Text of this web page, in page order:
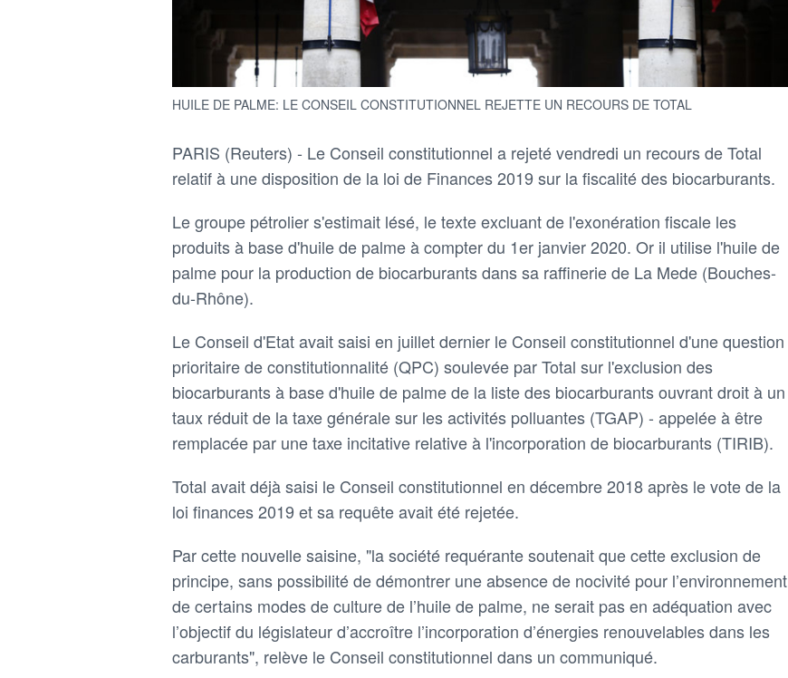
HUILE DE PALME: LE CONSEIL CONSTITUTIONNEL REJETTE UN RECOURS DE TOTAL
PARIS (Reuters) - Le Conseil constitutionnel a rejeté vendredi un recours de Total
relatif à une disposition de la loi de Finances 2019 sur la fiscalité des biocarburants.
Le groupe pétrolier s'estimait lésé, le texte excluant de l'exonération fiscale les
produits à base d'huile de palme à compter du 1er janvier 2020. Or il utilise l'huile de
palme pour la production de biocarburants dans sa raffinerie de La Mede (Bouches-
du-Rhône).
Le Conseil d'Etat avait saisi en juillet dernier le Conseil constitutionnel d'une question
prioritaire de constitutionnalité (QPC) soulevée par Total sur l'exclusion des
biocarburants à base d'huile de palme de la liste des biocarburants ouvrant droit à un
taux réduit de la taxe générale sur les activités polluantes (TGAP) - appelée à être
remplacée par une taxe incitative relative à l'incorporation de biocarburants (TIRIB).
Total avait déjà saisi le Conseil constitutionnel en décembre 2018 après le vote de la
loi finances 2019 et sa requête avait été rejetée.
Par cette nouvelle saisine, "la société requérante soutenait que cette exclusion de
principe, sans possibilité de démontrer une absence de nocivité pour l’environnement
de certains modes de culture de l’huile de palme, ne serait pas en adéquation avec
l’objectif du législateur d’accroître l’incorporation d’énergies renouvelables dans les
carburants", relève le Conseil constitutionnel dans un communiqué.